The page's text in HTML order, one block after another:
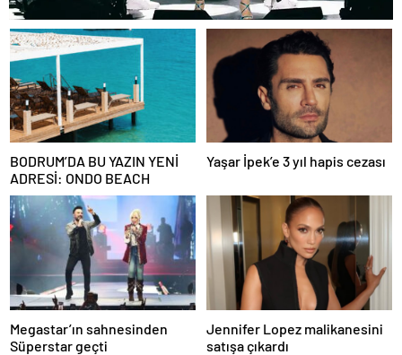
BODRUM’DA BU YAZIN YENİ
ADRESİ: ONDO BEACH
Yaşar İpek’e 3 yıl hapis cezası
Megastar’ın sahnesinden
Süperstar geçti
Jennifer Lopez malikanesini
satışa çıkardı